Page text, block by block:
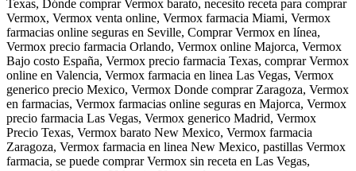
Texas, Dónde comprar Vermox barato, necesito receta para comprar
Vermox, Vermox venta online, Vermox farmacia Miami, Vermox
farmacias online seguras en Seville, Comprar Vermox en línea,
Vermox precio farmacia Orlando, Vermox online Majorca, Vermox
Bajo costo España, Vermox precio farmacia Texas, comprar Vermox
online en Valencia, Vermox farmacia en linea Las Vegas, Vermox
generico precio Mexico, Vermox Donde comprar Zaragoza, Vermox
en farmacias, Vermox farmacias online seguras en Majorca, Vermox
precio farmacia Las Vegas, Vermox generico Madrid, Vermox
Precio Texas, Vermox barato New Mexico, Vermox farmacia
Zaragoza, Vermox farmacia en linea New Mexico, pastillas Vermox
farmacia, se puede comprar Vermox sin receta en Las Vegas,